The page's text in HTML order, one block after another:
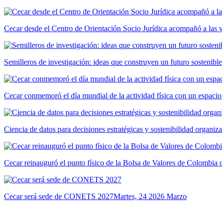
Cecar desde el Centro de Orientación Socio Jurídica acompañó a
Semilleros de investigación: ideas que construyen un futuro
Cecar conmemoró el día mundial de la actividad física con un
Ciencia de datos para decisiones estratégicas y sostenibilidad
Cecar reinauguró el punto físico de la Bolsa de Valores de Colombia
Cecar será sede de CONETS 2027Martes, 24 2026 Marzo